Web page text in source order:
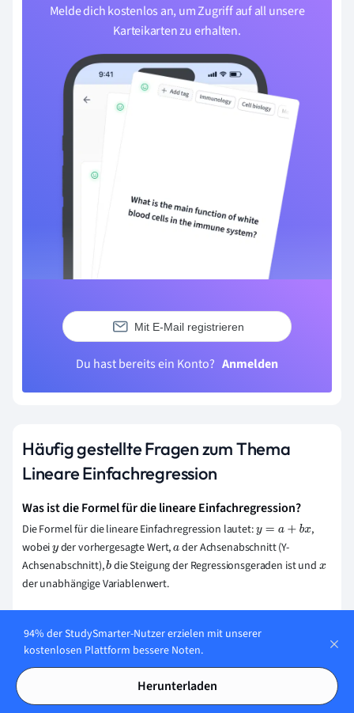
Melde dich kostenlos an, um Zugriff auf all unsere
Karteikarten zu erhalten.
Mit E-Mail registrieren
Du hast bereits ein Konto? Anmelden
Häufig gestellte Fragen zum Thema
Lineare Einfachregression
Was ist die Formel für die lineare Einfachregression?
Die Formel für die lineare Einfachregression lautet:y=a+ bx
,
wobeiyder vorhergesagte Wert,ader Achsenabschnitt (Y-
Achsenabschnitt),bdie Steigung der Regressionsgeraden ist und x
der unabhängige Variablenwert.
Wie bestimmst du die Regressionskoeffizienten in der
linearen Einfachregression?
In der linearen Einfachregression bestimmst du die
Regressionskoeffizienten, den Achsenabschnitt
und die Steigung
, mithilfe der Methode der kleinsten Quadrate. Du berechnest
94% der StudySmarter-Nutzer erzielen mit unserer
kostenlosen Plattform bessere Noten.
Herunterladen